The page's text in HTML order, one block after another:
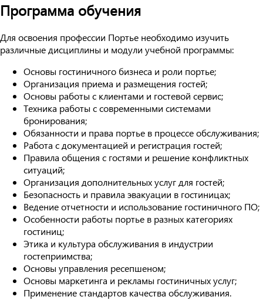
Программа обучения
Для освоения профессии Портье необходимо изучить
различные дисциплины и модули учебной программы:
Основы гостиничного бизнеса и роли портье;
Организация приема и размещения гостей;
Основы работы с клиентами и гостевой сервис;
Техника работы с современными системами
бронирования;
Обязанности и права портье в процессе обслуживания;
Работа с документацией и регистрация гостей;
Правила общения с гостями и решение конфликтных
ситуаций;
Организация дополнительных услуг для гостей;
Безопасность и правила эвакуации в гостиницах;
Ведение отчетности и использование гостиничного ПО;
Особенности работы портье в разных категориях
гостиниц;
Этика и культура обслуживания в индустрии
гостеприимства;
Основы управления ресепшеном;
Основы маркетинга и рекламы гостиничных услуг;
Применение стандартов качества обслуживания.